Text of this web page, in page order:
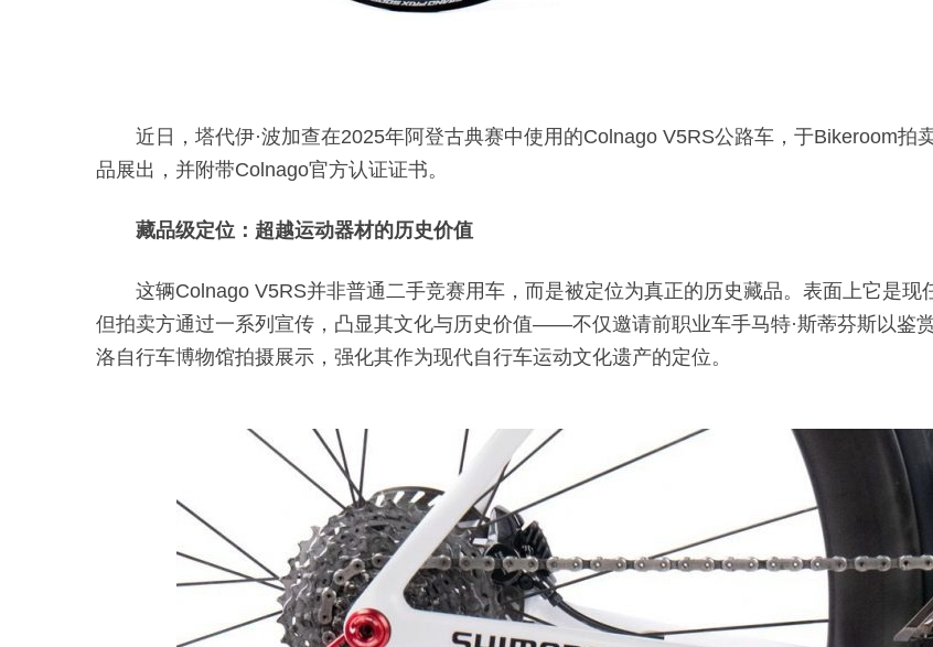
近日，塔代伊·波加查在2025年阿登古典赛中使用的Colnago V5RS公路车，于Bikeroom
品展出，并附带Colnago官方认证证书。
藏品级定位：超越运动器材的历史价值
这辆Colnago V5RS并非普通二手竞赛用车，而是被定位为真正的历史藏品。表面上它是现
但拍卖方通过一系列宣传，凸显其文化与历史价值——不仅邀请前职业车手马特·斯蒂芬斯以鉴
洛自行车博物馆拍摄展示，强化其作为现代自行车运动文化遗产的定位。